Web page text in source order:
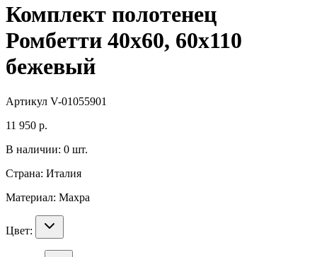
Комплект полотенец
Ромбетти 40х60, 60х110
бежевый
Артикул V-01055901
11 950 р.
В наличии: 0 шт.
Страна: Италия
Материал: Махра
Цвет: